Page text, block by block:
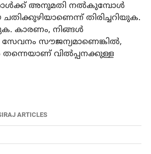
അനുമതി നല്‍കുമ്പോള്‍
തിരിച്ചറിയുക.
കാരണം, നിങ്ങള്‍
സൗജന്യമാണെങ്കില്‍,
തന്നെയാണ് വില്‍പ്പനക്കുള്ള
ARTICLES